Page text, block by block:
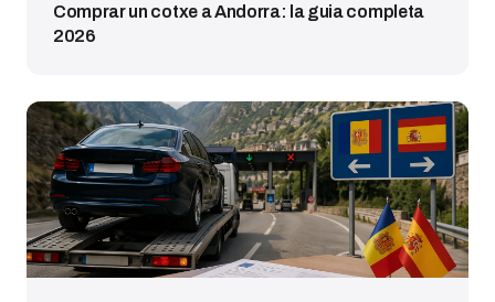
Comprar un cotxe a Andorra: la guia completa
2026